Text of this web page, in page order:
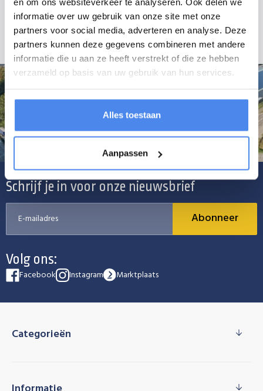
informatie over uw gebruik van onze site met onze
partners voor social media, adverteren en analyse. Deze
partners kunnen deze gegevens combineren met andere
informatie die u aan ze heeft verstrekt of die ze hebben
verzameld op basis van uw gebruik van hun services.
Alles toestaan
Aanpassen
- Boutdiameter: M12 - M14
- Kruislings gemonteerd
Schrijf je in voor onze nieuwsbrief
Abonneer
Volg ons:
Facebook Instagram Marktplaats
Categorieën